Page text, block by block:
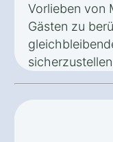
Vorlieben von
Gästen zu